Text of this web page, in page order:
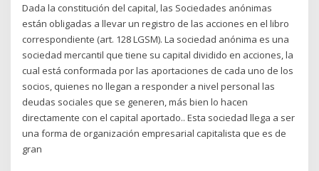
Dada la constitución del capital, las Sociedades anónimas
están obligadas a llevar un registro de las acciones en el libro
correspondiente (art. 128 LGSM). La sociedad anónima es una
sociedad mercantil que tiene su capital dividido en acciones, la
cual está conformada por las aportaciones de cada uno de los
socios, quienes no llegan a responder a nivel personal las
deudas sociales que se generen, más bien lo hacen
directamente con el capital aportado.. Esta sociedad llega a ser
una forma de organización empresarial capitalista que es de
gran